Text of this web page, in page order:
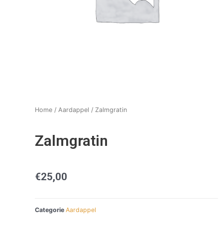
Home / Aardappel / Zalmgratin
Zalmgratin
€25,00
Categorie Aardappel